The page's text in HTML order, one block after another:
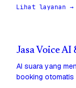
Lihat layanan →
Jasa Voice
AI suara yang
booking otomatis